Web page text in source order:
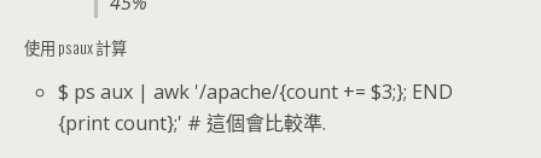
使用 ps aux 計算
$ ps aux | awk '/apache/{count += $3;}; END
{print count};' # 這個會比較準.